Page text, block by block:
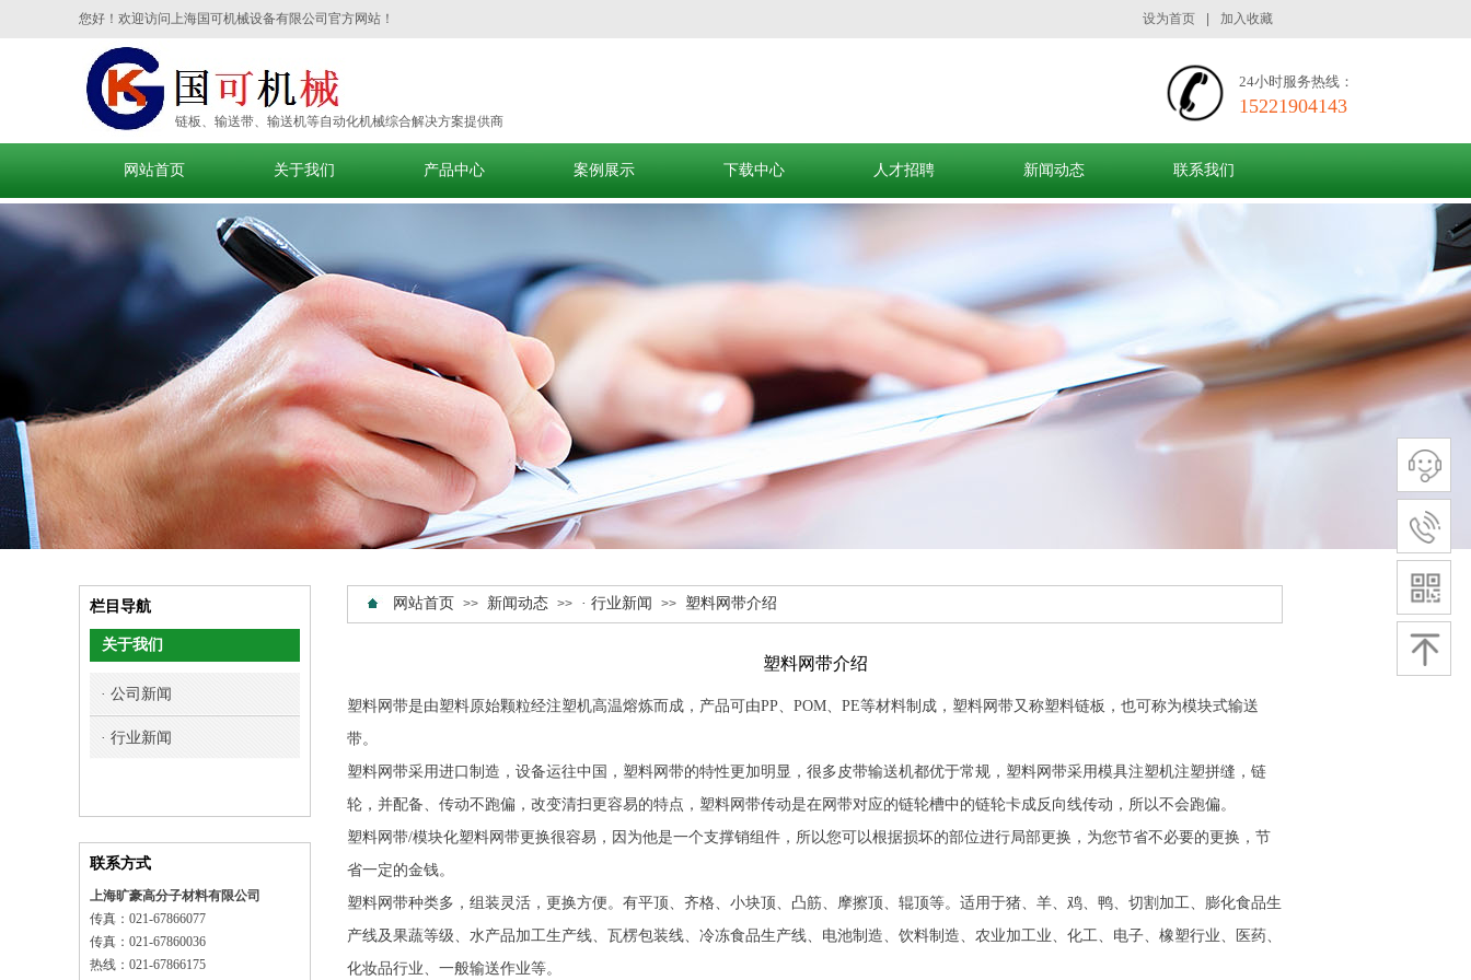
您好！欢迎访问上海国可机械设备有限公司官方网站！ 设为首页 加入收藏
24小时服务热线：
15221904143
链板、输送带、输送机等自动化机械综合解决方案提供商
网站首页 关于我们 产品中心 案例展示 下载中心 人才招聘 新闻动态 联系我们
栏目导航
· 公司新闻
· 行业新闻
关于我们
网站首页 >> 新闻动态 >> · 行业新闻 >> 塑料网带介绍
塑料网带介绍
塑料网带是由塑料原始颗粒经注塑机高温熔炼而成，产品可由PP、POM、PE等材料制成，塑料网带又称塑料链板，也可称为模块式输送
带。
塑料网带采用进口制造，设备运往中国，塑料网带的特性更加明显，很多皮带输送机都优于常规，塑料网带采用模具注塑机注塑拼缝，链
轮，并配备、传动不跑偏，改变清扫更容易的特点，塑料网带传动是在网带对应的链轮槽中的链轮卡成反向线传动，所以不会跑偏。
塑料网带/模块化塑料网带更换很容易，因为他是一个支撑销组件，所以您可以根据损坏的部位进行局部更换，为您节省不必要的更换，节
省一定的金钱。
塑料网带种类多，组装灵活，更换方便。有平顶、齐格、小块顶、凸筋、摩擦顶、辊顶等。适用于猪、羊、鸡、鸭、切割加工、膨化食品生
产线及果蔬等级、水产品加工生产线、瓦楞包装线、冷冻食品生产线、电池制造、饮料制造、农业加工业、化工、电子、橡塑行业、医药、
化妆品行业、一般输送作业等。
联系方式
上海旷豪高分子材料有限公司
传真：021-67866077
传真：021-67860036
热线：021-67866175